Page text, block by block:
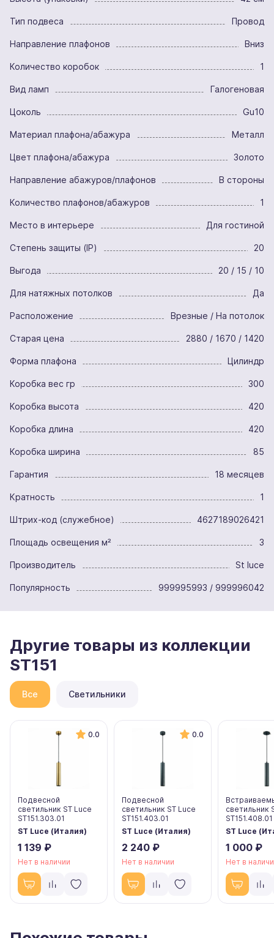
Тип подвеса Провод
Направление плафонов Вниз
Количество коробок 1
Вид ламп Галогеновая
Цоколь Gu10
Материал плафона/абажура Металл
Цвет плафона/абажура Золото
Направление абажуров/плафонов В стороны
Количество плафонов/абажуров 1
Место в интерьере Для гостиной
Степень защиты (IP) 20
Выгода 20 / 15 / 10
Для натяжных потолков Да
Расположение Врезные / На потолок
Старая цена 2880 / 1670 / 1420
Форма плафона Цилиндр
Коробка вес гр 300
Коробка высота 420
Коробка длина 420
Коробка ширина 85
Гарантия 18 месяцев
Кратность 1
Штрих-код (служебное) 4627189026421
Площадь освещения м² 3
Производитель St luce
Популярность 999995993 / 999996042
Другие товары из коллекции
ST151
Все Светильники
0.0
Подвесной
светильник ST Luce
ST151.303.01
ST Luce (Италия)
1 139 ₽
Нет в наличии
0.0
Подвесной
светильник ST Luce
ST151.403.01
ST Luce (Италия)
2 240 ₽
Нет в наличии
светильник
ST151.408.01
ST Luce
1 000 ₽
Нет в